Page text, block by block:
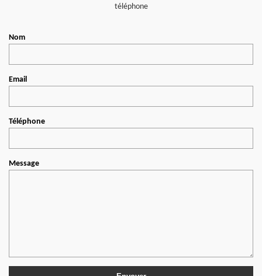
téléphone
Nom
Email
Téléphone
Message